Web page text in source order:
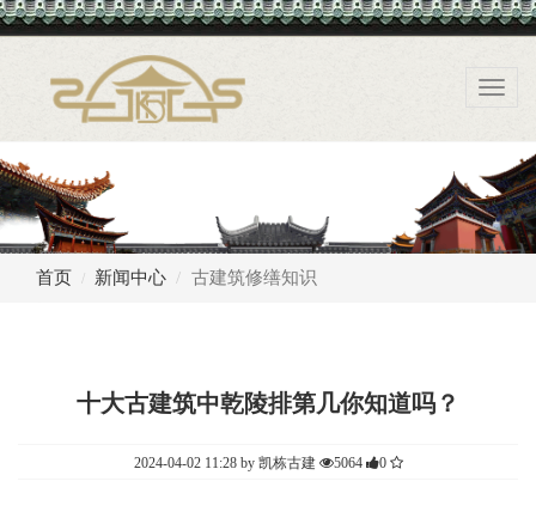
首页 新闻中心 古建筑修缮知识
十大古建筑中乾陵排第几你知道吗？
2024-04-02 11:28 by 凯栋古建 5064 0